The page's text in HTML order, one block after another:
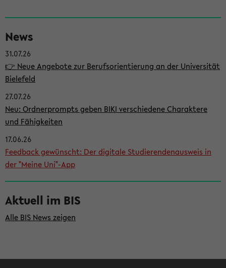
e
i
t
e
n
l
e
i
s
t
e
News
31.07.26
👉 Neue Angebote zur Berufsorientierung an der Universität
Bielefeld
27.07.26
Neu: Ordnerprompts geben BIKI verschiedene Charaktere
und Fähigkeiten
17.06.26
Feedback gewünscht: Der digitale Studierendenausweis in
der "Meine Uni"-App
Aktuell im BIS
Alle BIS News zeigen